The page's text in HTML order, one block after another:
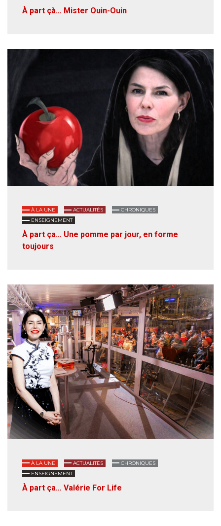
À part çà… Mister Ouin-Ouin
À LA UNE ACTUALITÉS
CHRONIQUES
ENSEIGNEMENT
À part ça… Une pomme par jour, en forme
toujours
À LA UNE ACTUALITÉS
CHRONIQUES
ENSEIGNEMENT
À part ça… Valérie For Life